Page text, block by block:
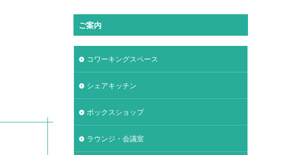
ご案内
コワーキングスペース
シェアキッチン
ボックスショップ
ラウンジ・会議室